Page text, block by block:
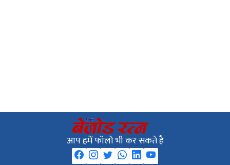
आप हमें फॉलो भी कर सकते है